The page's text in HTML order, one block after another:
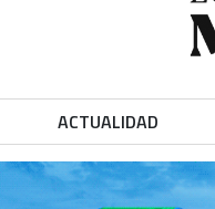
ACTUALIDAD